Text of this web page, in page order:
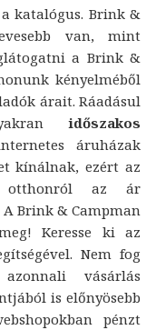
katalógus. Brink &
van, mint
a Brink &
kényelméből
árait. Ráadásul
időszakos
áruházak
kínálnak, ezért az
otthonról az ár
Brink & Campman
Keresse ki az
Nem fog
vásárlás
is előnyösebb
pénzt